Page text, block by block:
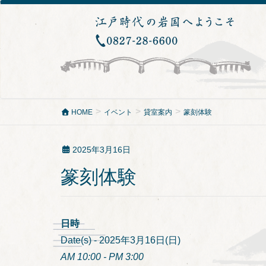
HOME イベント 貸室案内 篆刻体験
2025年3月16日
篆刻体験
日時
Date(s) - 2025年3月16日(日)
AM 10:00 - PM 3:00